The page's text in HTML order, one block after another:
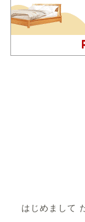
はじめまして